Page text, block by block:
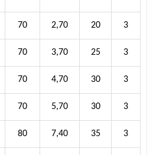
70 2,70 20 3
70 3,70 25 3
70 4,70 30 3
70 5,70 30 3
80 7,40 35 3